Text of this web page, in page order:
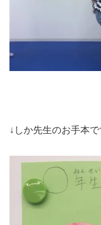
↓しか先生のお手本